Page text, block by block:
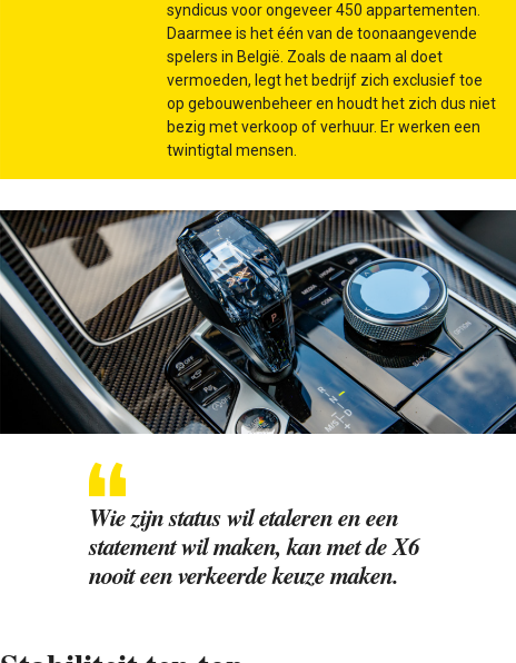
syndicus voor ongeveer 450 appartementen.
Daarmee is het één van de toonaangevende
spelers in België. Zoals de naam al doet
vermoeden, legt het bedrijf zich exclusief toe
op gebouwenbeheer en houdt het zich dus niet
bezig met verkoop of verhuur. Er werken een
twintigtal mensen.
Wie zijn status wil etaleren en een
statement wil maken, kan met de X6
nooit een verkeerde keuze maken.